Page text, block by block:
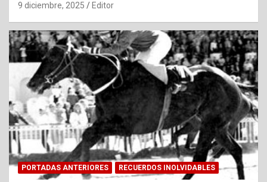
9 diciembre, 2025 Editor
PORTADAS ANTERIORES RECUERDOS INOLVIDABLES